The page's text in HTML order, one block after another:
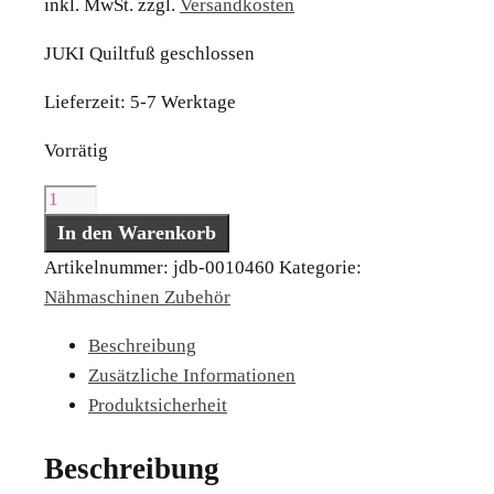
inkl. MwSt. zzgl. Versandkosten
JUKI Quiltfuß geschlossen
Lieferzeit: 5-7 Werktage
Vorrätig
JUKI
Quiltfuß
geschlossen
Menge
In den Warenkorb
Artikelnummer: jdb-0010460 Kategorie:
Nähmaschinen Zubehör
Beschreibung
Zusätzliche Informationen
Produktsicherheit
Beschreibung